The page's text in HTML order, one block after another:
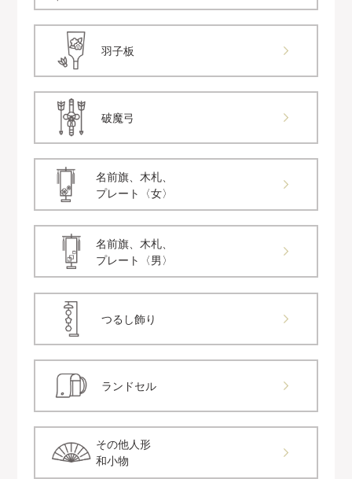
羽子板
破魔弓
名前旗、木札、
プレート〈女〉
名前旗、木札、
プレート〈男〉
つるし飾り
ランドセル
その他人形
和小物